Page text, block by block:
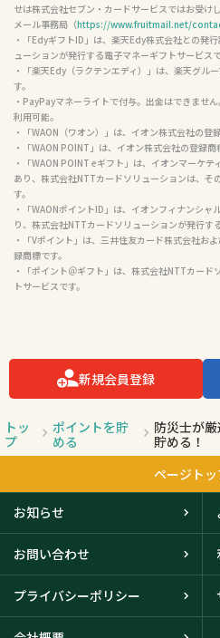
せは株式会社セブン・カードサービスではお受け
メール事務局（https://www.fruitmail.net/
・「EdyギフトID」は、楽天Edy株式会社との発
ューションが発行する電子マネーギフトサービスで
・「楽天Edy（ラクテンエディ）」は、楽天グル
す。
・PayPayマネーライトで付与。出金はできませ
利用可能。
・「WAON（ワオン）」は、イオン株式会社の登
・「WAON POINT」は、イオン株式会社の登録商
・「WAON POINT eギフト」は、イオンマーケ
あり、株式会社NTTカードソリューションは、そ
す。
・「WAONポイントID」は、イオンフィナンシ
り、株式会社NTTカードソリューションが発行す
・「Vポイント」は、三井住友カード株式会社お
録商標です。
・「ポイント＠ギフト」は、株式会社NTTカー
トサービスです。
新規会員登録
トッ
プ
ポイントを貯
める
防災士が
貯める！
ページト
お知らせ
お問い合わせ
プライバシーポリシー